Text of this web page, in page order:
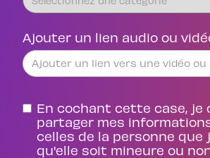
Ajouter un lien audio ou
En cochant cette case, je
partager mes
celles de la personne que
qu'elle soit mineure ou